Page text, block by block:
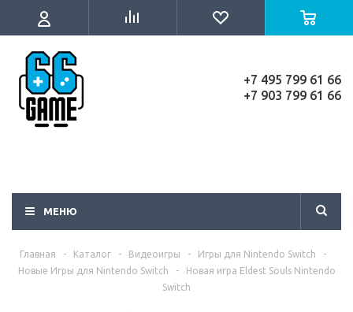
+7 495 799 61 66
+7 903 799 61 66
МЕНЮ
Главная - Каталог - Видеоигры - Игры для Nintendo Switch
-
Новые Игры для Nintendo Switch
-
Новая игра Eldest Souls Nintendo
Switch